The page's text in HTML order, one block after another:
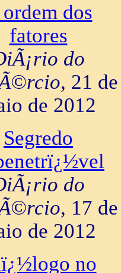
dos
fatores
do
, 21 de
de 2012
Segredo
do
, 17 de
de 2012
no